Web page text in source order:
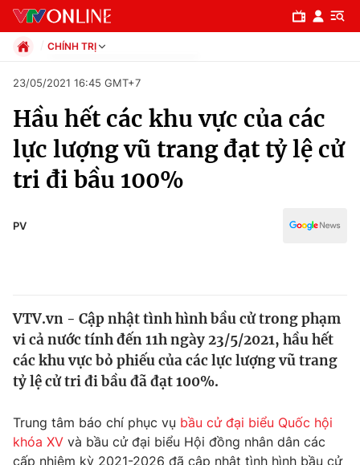
Chuyên mục
Chính trị
Thế giới
Tin tức
Câu chuyện quốc tế
Kinh tế
Tài chính
Thị trường
Dữ liệu và đời sống
CHÍNH TRỊ
Xã hội
Pháp luật
Thể thao
Truyền hình
23/05/2021 16:45 GMT+7
Hầu hết các khu vực của các
lực lượng vũ trang đạt tỷ lệ cử
tri đi bầu 100%
PV
VTV.vn - Cập nhật tình hình bầu cử trong phạm
vi cả nước tính đến 11h ngày 23/5/2021, hầu hết
các khu vực bỏ phiếu của các lực lượng vũ trang
tỷ lệ cử tri đi bầu đã đạt 100%.
Trung tâm báo chí phục vụ bầu cử đại biểu Quốc hội
khóa XV và bầu cử đại biểu Hội đồng nhân dân các
cấp nhiệm kỳ 2021-2026 đã cập nhật tình hình bầu cử